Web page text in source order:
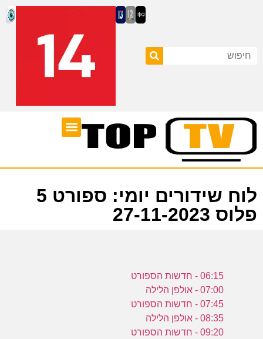
לוח שידורים יומי: ספורט 5
פלוס 27-11-2023
06:15 - חדשות הספורט
07:00 - אולפן הלילה
07:45 - חדשות הספורט
08:35 - אולפן הלילה
09:20 - חדשות הספורט